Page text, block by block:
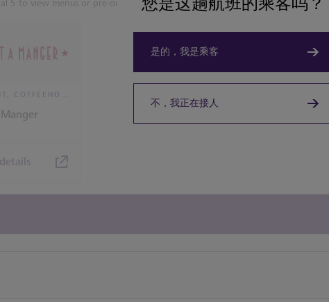
5 to view menus or pre-order.
TAKEOUT, COFFEEHOUSE AND CAFÉ
是的，我是乘客
不，我正在接人